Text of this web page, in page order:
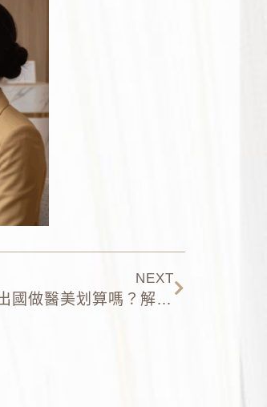
NEXT
韓國、中國、台灣醫美大不同！2026 出國做醫美划算嗎？解密醫療法規背後的安全隱患